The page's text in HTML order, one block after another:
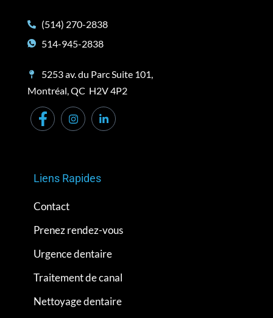
(514) 270-2838
514-945-2838
5253 av. du Parc Suite 101,
Montréal, QC H2V 4P2
Liens Rapides
Contact
Prenez rendez-vous
Urgence dentaire
Traitement de canal
Nettoyage dentaire